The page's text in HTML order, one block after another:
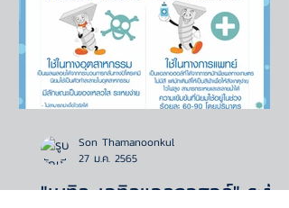
"เมทิล-เอทิลแอลกอฮอล์" ระวัง
Son Thamanoonkul
27 ม.ค. 2565